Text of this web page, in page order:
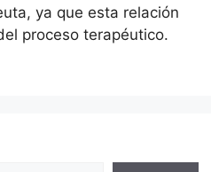
ya que esta relación
proceso terapéutico.